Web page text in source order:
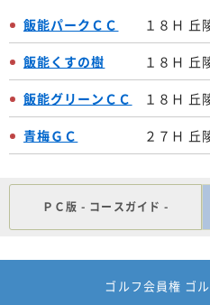
飯能パークＣＣ １８Ｈ
飯能くすの樹 １８Ｈ
飯能グリーンＣＣ １８Ｈ
青梅ＧＣ ２７Ｈ
ＰＣ版 - コースガイド -
ゴルフ会員権 ゴ